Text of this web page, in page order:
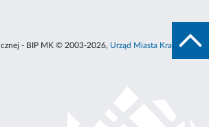
- BIP MK © 2003-2026, Urząd Miasta Krakowa